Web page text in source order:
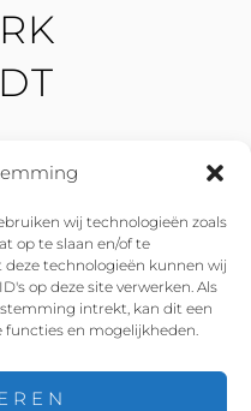
wij technologieën zoals
op te slaan en/of te
technologieën kunnen wij
op deze site verwerken. Als
intrekt, kan dit een
functies en mogelijkheden.